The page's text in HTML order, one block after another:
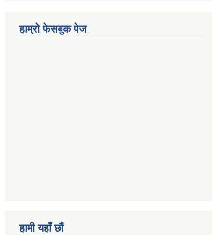
हाम्राे फेसबुक पेज
हामी यहाँ छौं